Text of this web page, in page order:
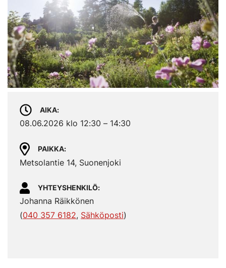
AIKA
08.06.2026 klo 12:30 – 14:30
PAIKKA
Metsolantie 14, Suonenjoki
YHTEYSHENKILÖ
Johanna Räikkönen
(040 357 6182, Sähköposti)